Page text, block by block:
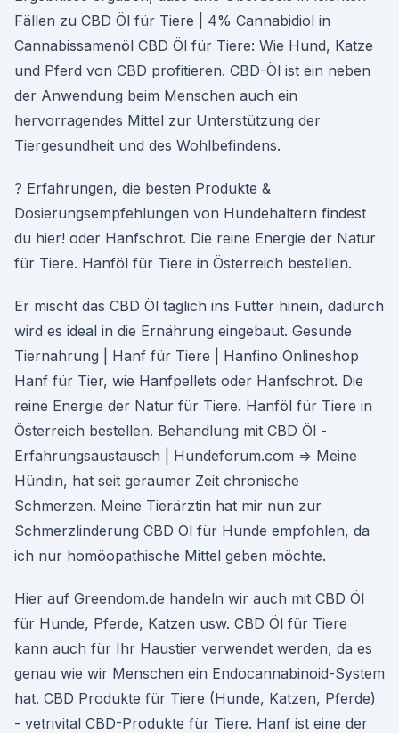
Fällen zu CBD Öl für Tiere | 4% Cannabidiol in
Cannabissamenöl CBD Öl für Tiere: Wie Hund, Katze
und Pferd von CBD profitieren. CBD-Öl ist ein neben
der Anwendung beim Menschen auch ein
hervorragendes Mittel zur Unterstützung der
Tiergesundheit und des Wohlbefindens.
? Erfahrungen, die besten Produkte &
Dosierungsempfehlungen von Hundehaltern findest
du hier! oder Hanfschrot. Die reine Energie der Natur
für Tiere. Hanföl für Tiere in Österreich bestellen.
Er mischt das CBD Öl täglich ins Futter hinein, dadurch
wird es ideal in die Ernährung eingebaut. Gesunde
Tiernahrung | Hanf für Tiere | Hanfino Onlineshop
Hanf für Tier, wie Hanfpellets oder Hanfschrot. Die
reine Energie der Natur für Tiere. Hanföl für Tiere in
Österreich bestellen. Behandlung mit CBD Öl -
Erfahrungsaustausch | Hundeforum.com ⇒ Meine
Hündin, hat seit geraumer Zeit chronische
Schmerzen. Meine Tierärztin hat mir nun zur
Schmerzlinderung CBD Öl für Hunde empfohlen, da
ich nur homöopathische Mittel geben möchte.
Hier auf Greendom.de handeln wir auch mit CBD Öl
für Hunde, Pferde, Katzen usw. CBD Öl für Tiere
kann auch für Ihr Haustier verwendet werden, da es
genau wie wir Menschen ein Endocannabinoid-System
hat. CBD Produkte für Tiere (Hunde, Katzen, Pferde)
- vetrivital CBD-Produkte für Tiere. Hanf ist eine der